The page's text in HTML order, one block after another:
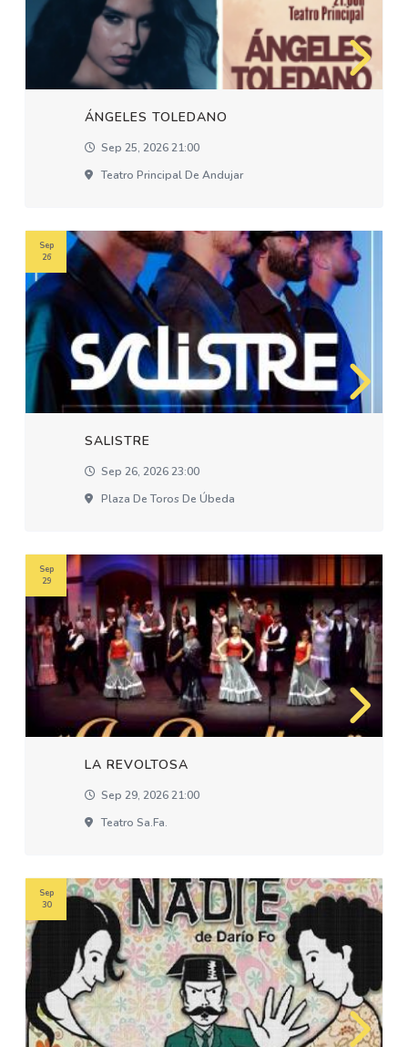
ÁNGELES TOLEDANO
Sep 25, 2026 21:00
Teatro Principal De Andujar
SALISTRE
Sep 26, 2026 23:00
Plaza De Toros De Úbeda
Sep
26
LA REVOLTOSA
Sep 29, 2026 21:00
Teatro Sa.fa.
Sep
29
Sep
30